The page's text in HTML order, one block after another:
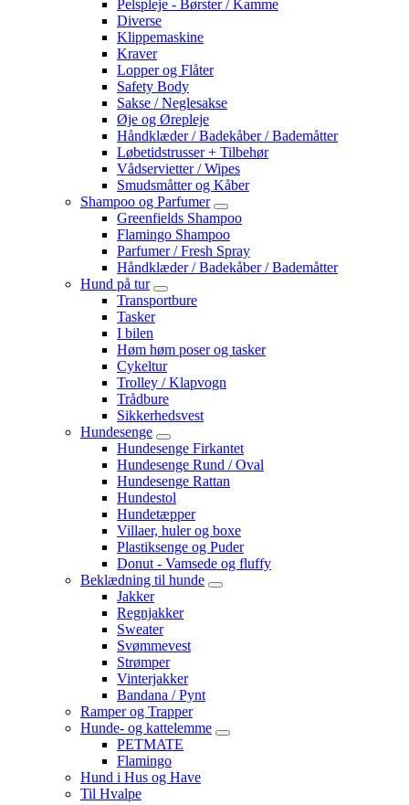
Pelspleje - Børster / Kamme
Diverse
Klippemaskine
Kraver
Lopper og Flåter
Safety Body
Sakse / Neglesakse
Øje og Ørepleje
Håndklæder / Badekåber / Bademåtter
Løbetidstrusser + Tilbehør
Vådservietter / Wipes
Smudsmåtter og Kåber
Shampoo og Parfumer
Greenfields Shampoo
Flamingo Shampoo
Parfumer / Fresh Spray
Håndklæder / Badekåber / Bademåtter
Hund på tur
Transportbure
Tasker
I bilen
Høm høm poser og tasker
Cykeltur
Trolley / Klapvogn
Trådbure
Sikkerhedsvest
Hundesenge
Hundesenge Firkantet
Hundesenge Rund / Oval
Hundesenge Rattan
Hundestol
Hundetæpper
Villaer, huler og boxe
Plastiksenge og Puder
Donut - Vamsede og fluffy
Beklædning til hunde
Jakker
Regnjakker
Sweater
Svømmevest
Strømper
Vinterjakker
Bandana / Pynt
Ramper og Trapper
Hunde- og kattelemme
PETMATE
Flamingo
Hund i Hus og Have
Til Hvalpe